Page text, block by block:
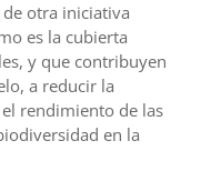
otra iniciativa
es la cubierta
y que contribuyen
a reducir la
rendimiento de las
en la